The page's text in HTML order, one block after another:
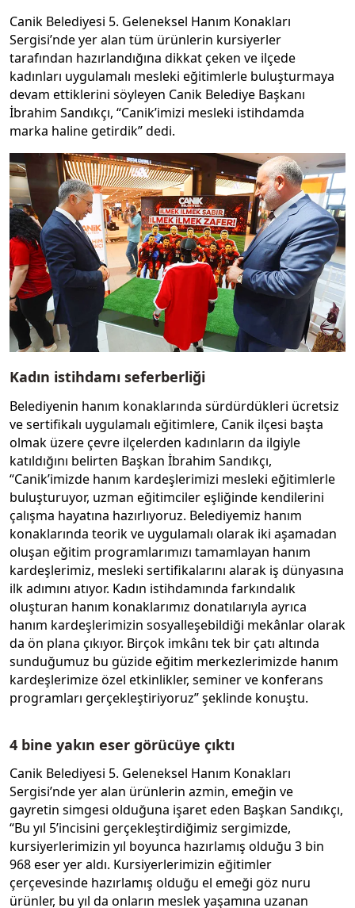
Canik Belediyesi 5. Geleneksel Hanım Konakları
Sergisi’nde yer alan tüm ürünlerin kursiyerler
tarafından hazırlandığına dikkat çeken ve ilçede
kadınları uygulamalı mesleki eğitimlerle buluşturmaya
devam ettiklerini söyleyen Canik Belediye Başkanı
İbrahim Sandıkçı, “Canik’imizi mesleki istihdamda
marka haline getirdik” dedi.
Kadın istihdamı seferberliği
Belediyenin hanım konaklarında sürdürdükleri ücretsiz
ve sertifikalı uygulamalı eğitimlere, Canik ilçesi başta
olmak üzere çevre ilçelerden kadınların da ilgiyle
katıldığını belirten Başkan İbrahim Sandıkçı,
“Canik’imizde hanım kardeşlerimizi mesleki eğitimlerle
buluşturuyor, uzman eğitimciler eşliğinde kendilerini
çalışma hayatına hazırlıyoruz. Belediyemiz hanım
konaklarında teorik ve uygulamalı olarak iki aşamadan
oluşan eğitim programlarımızı tamamlayan hanım
kardeşlerimiz, mesleki sertifikalarını alarak iş dünyasına
ilk adımını atıyor. Kadın istihdamında farkındalık
oluşturan hanım konaklarımız donatılarıyla ayrıca
hanım kardeşlerimizin sosyalleşebildiği mekânlar olarak
da ön plana çıkıyor. Birçok imkânı tek bir çatı altında
sunduğumuz bu güzide eğitim merkezlerimizde hanım
kardeşlerimize özel etkinlikler, seminer ve konferans
programları gerçekleştiriyoruz” şeklinde konuştu.
4 bine yakın eser görücüye çıktı
Canik Belediyesi 5. Geleneksel Hanım Konakları
Sergisi’nde yer alan ürünlerin azmin, emeğin ve
gayretin simgesi olduğuna işaret eden Başkan Sandıkçı,
“Bu yıl 5’incisini gerçekleştirdiğimiz sergimizde,
kursiyerlerimizin yıl boyunca hazırlamış olduğu 3 bin
968 eser yer aldı. Kursiyerlerimizin eğitimler
çerçevesinde hazırlamış olduğu el emeği göz nuru
ürünler, bu yıl da onların meslek yaşamına uzanan